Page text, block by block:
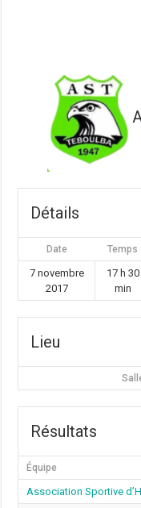
Détails
Date Temps
7 novembre
2017
17 h 30
min
Lieu
Résultats
Équipe
Association Sportive